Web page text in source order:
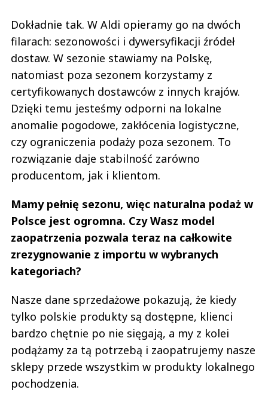
Dokładnie tak. W Aldi opieramy go na dwóch
filarach: sezonowości i dywersyfikacji źródeł
dostaw. W sezonie stawiamy na Polskę,
natomiast poza sezonem korzystamy z
certyfikowanych dostawców z innych krajów.
Dzięki temu jesteśmy odporni na lokalne
anomalie pogodowe, zakłócenia logistyczne,
czy ograniczenia podaży poza sezonem. To
rozwiązanie daje stabilność zarówno
producentom, jak i klientom.
Mamy pełnię sezonu, więc naturalna podaż w
Polsce jest ogromna. Czy Wasz model
zaopatrzenia pozwala teraz na całkowite
zrezygnowanie z importu w wybranych
kategoriach?
Nasze dane sprzedażowe pokazują, że kiedy
tylko polskie produkty są dostępne, klienci
bardzo chętnie po nie sięgają, a my z kolei
podążamy za tą potrzebą i zaopatrujemy nasze
sklepy przede wszystkim w produkty lokalnego
pochodzenia.